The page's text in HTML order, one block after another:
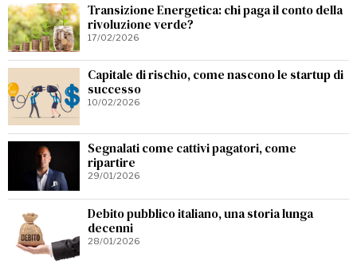
Transizione Energetica: chi paga il conto della
rivoluzione verde?
17/02/2026
Capitale di rischio, come nascono le startup di
successo
10/02/2026
Segnalati come cattivi pagatori, come
ripartire
29/01/2026
Debito pubblico italiano, una storia lunga
decenni
28/01/2026